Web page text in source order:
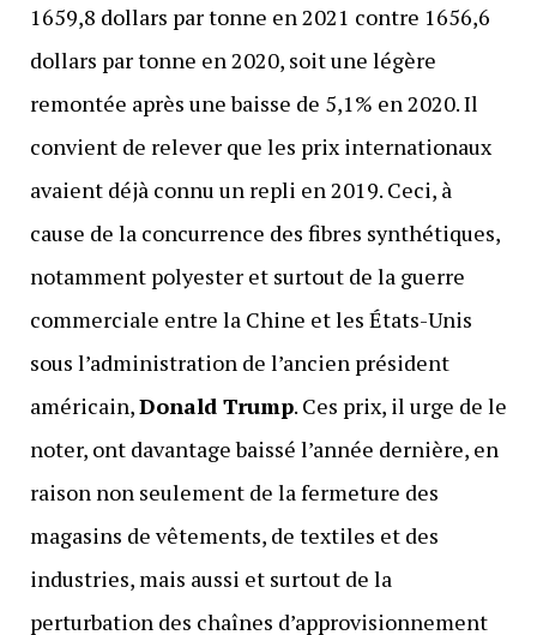
1659,8 dollars par tonne en 2021 contre 1656,6
dollars par tonne en 2020, soit une légère
remontée après une baisse de 5,1% en 2020. Il
convient de relever que les prix internationaux
avaient déjà connu un repli en 2019. Ceci, à
cause de la concurrence des fibres synthétiques,
notamment polyester et surtout de la guerre
commerciale entre la Chine et les États-Unis
sous l’administration de l’ancien président
américain,Donald Trump. Ces prix, il urge de le
noter, ont davantage baissé l’année dernière, en
raison non seulement de la fermeture des
magasins de vêtements, de textiles et des
industries, mais aussi et surtout de la
perturbation des chaînes d’approvisionnement